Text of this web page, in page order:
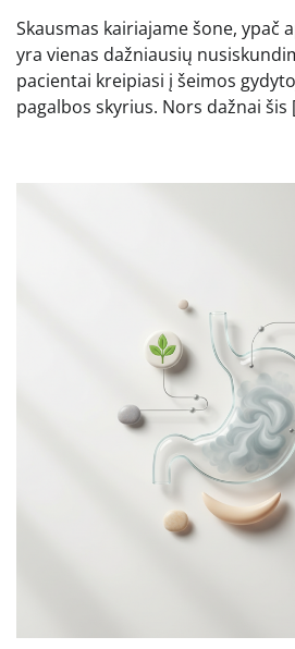
Skausmas kairiajame šone, ypač
yra vienas dažniausių
pacientai kreipiasi į šeimos
pagalbos skyrius. Nors dažnai šis